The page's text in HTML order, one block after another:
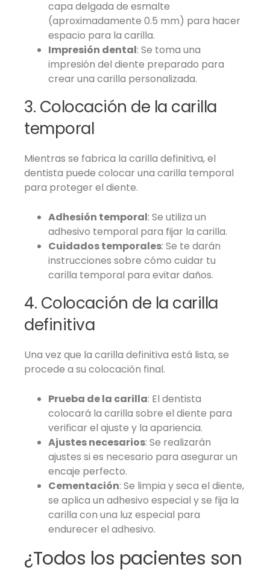
capa delgada de esmalte
(aproximadamente 0.5 mm) para hacer
espacio para la carilla.
Impresión dental: Se toma una
impresión del diente preparado para
crear una carilla personalizada.
3. Colocación de la carilla
temporal
Mientras se fabrica la carilla definitiva, el
dentista puede colocar una carilla temporal
para proteger el diente.
Adhesión temporal: Se utiliza un
adhesivo temporal para fijar la carilla.
Cuidados temporales: Se te darán
instrucciones sobre cómo cuidar tu
carilla temporal para evitar daños.
4. Colocación de la carilla
definitiva
Una vez que la carilla definitiva está lista, se
procede a su colocación final.
Prueba de la carilla: El dentista
colocará la carilla sobre el diente para
verificar el ajuste y la apariencia.
Ajustes necesarios: Se realizarán
ajustes si es necesario para asegurar un
encaje perfecto.
Cementación: Se limpia y seca el diente,
se aplica un adhesivo especial y se fija la
carilla con una luz especial para
endurecer el adhesivo.
¿Todos los pacientes son